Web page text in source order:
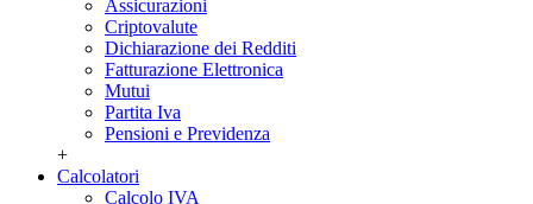
Assicurazioni
Criptovalute
Dichiarazione dei Redditi
Fatturazione Elettronica
Mutui
Partita Iva
Pensioni e Previdenza
+
Calcolatori
Calcolo IVA